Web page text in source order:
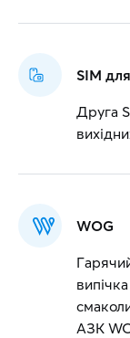
SIM
Друга
WOG
АЗК